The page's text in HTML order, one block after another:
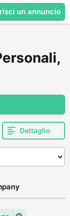
un annuncio
Dettaglio